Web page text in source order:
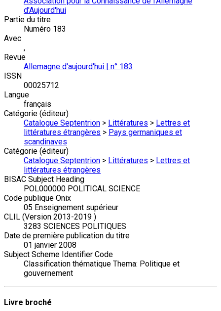
d'Aujourd'hui
Partie du titre
Numéro 183
Avec
,
Revue
Allemagne d'aujourd'hui | n° 183
ISSN
00025712
Langue
français
Catégorie (éditeur)
Catalogue Septentrion > Littératures > Lettres et
littératures étrangères > Pays germaniques et
scandinaves
Catégorie (éditeur)
Catalogue Septentrion > Littératures > Lettres et
littératures étrangères
BISAC Subject Heading
POL000000 POLITICAL SCIENCE
Code publique Onix
05 Enseignement supérieur
CLIL (Version 2013-2019 )
3283 SCIENCES POLITIQUES
Date de première publication du titre
01 janvier 2008
Subject Scheme Identifier Code
Classification thématique Thema: Politique et
gouvernement
Livre broché